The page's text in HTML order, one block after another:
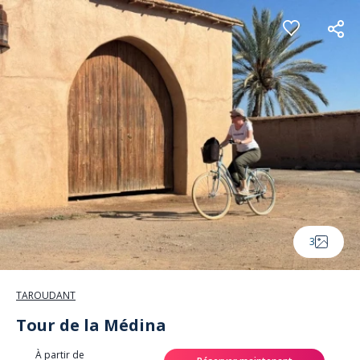
Panneau de gestion des cookies
3
TAROUDANT
Tour de la Médina
À partir de